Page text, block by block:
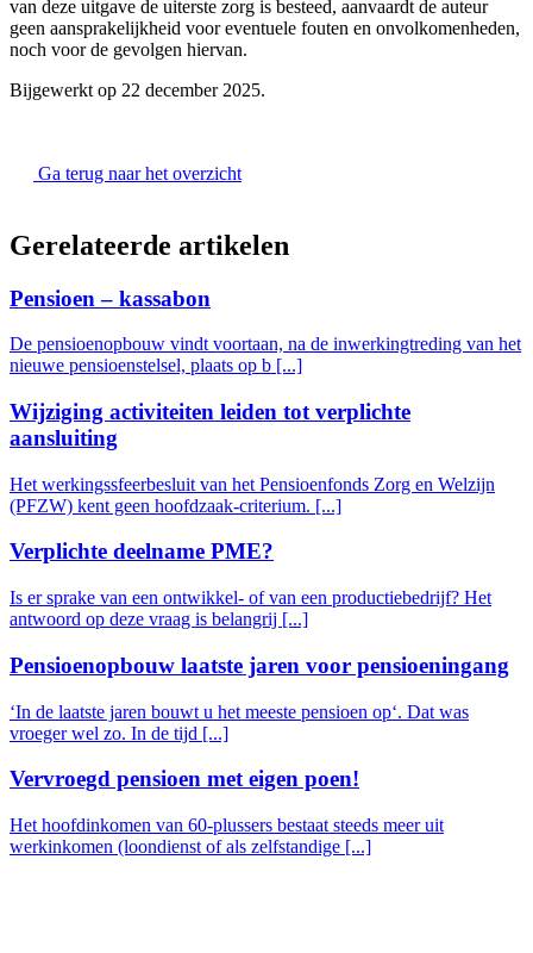
van deze uitgave de uiterste zorg is besteed, aanvaardt de auteur
geen aansprakelijkheid voor eventuele fouten en onvolkomenheden,
noch voor de gevolgen hiervan.
Bijgewerkt op 22 december 2025.
Ga terug naar het overzicht
Gerelateerde artikelen
Pensioen – kassabon
De pensioenopbouw vindt voortaan, na de inwerkingtreding van het
nieuwe pensioenstelsel, plaats op b [...]
Wijziging activiteiten leiden tot verplichte
aansluiting
Het werkingssfeerbesluit van het Pensioenfonds Zorg en Welzijn
(PFZW) kent geen hoofdzaak-criterium. [...]
Verplichte deelname PME?
Is er sprake van een ontwikkel- of van een productiebedrijf? Het
antwoord op deze vraag is belangrij [...]
Pensioenopbouw laatste jaren voor pensioeningang
‘In de laatste jaren bouwt u het meeste pensioen op‘. Dat was
vroeger wel zo. In de tijd [...]
Vervroegd pensioen met eigen poen!
Het hoofdinkomen van 60-plussers bestaat steeds meer uit
werkinkomen (loondienst of als zelfstandige [...]